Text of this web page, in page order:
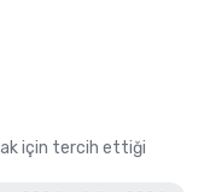
için tercih ettiği